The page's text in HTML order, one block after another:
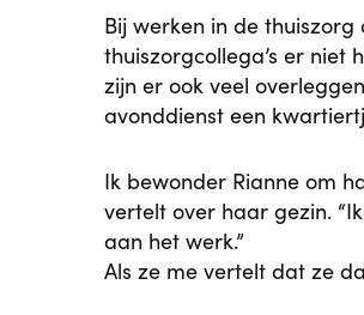
Bij werken in de
thuiszorgcollega’s er
zijn er ook veel
avonddienst een
Ik bewonder Rianne om
vertelt over haar gezin.
aan het werk.”
Als ze me vertelt dat ze